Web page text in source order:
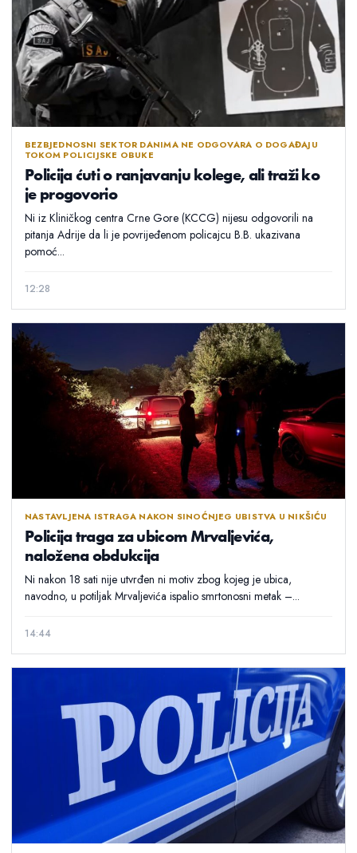
BEZBJEDNOSNI SEKTOR DANIMA NE ODGOVARA O DOGAĐAJU
TOKOM POLICIJSKE OBUKE
Policija ćuti o ranjavanju kolege, ali traži ko
je progovorio
Ni iz Kliničkog centra Crne Gore (KCCG) nijesu odgovorili na
pitanja Adrije da li je povrijeđenom policajcu B.B. ukazivana
pomoć...
12:28
NASTAVLJENA ISTRAGA NAKON SINOĆNJEG UBISTVA U NIKŠIĆU
Policija traga za ubicom Mrvaljevića,
naložena obdukcija
Ni nakon 18 sati nije utvrđen ni motiv zbog kojeg je ubica,
navodno, u potiljak Mrvaljevića ispalio smrtonosni metak –...
14:44